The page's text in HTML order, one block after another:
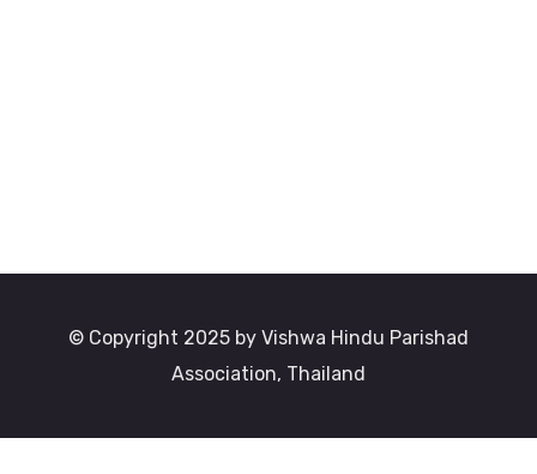
© Copyright 2025 by Vishwa Hindu Parishad
Association, Thailand